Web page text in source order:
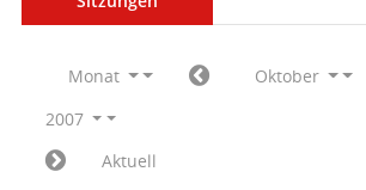
Monat
Oktober
2007
Aktuell